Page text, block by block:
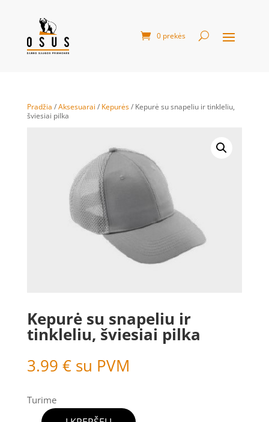
0 prekės
Pradžia /Aksesuarai / Kepurės/ Kepurė su snapeliu ir tinkleliu,
šviesiai pilka
Kepurė su snapeliu ir
tinkleliu, šviesiai pilka
3.99 € su PVM
Turime